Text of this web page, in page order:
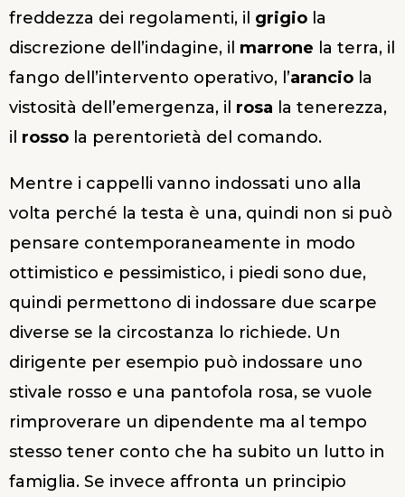
freddezza dei regolamenti, il grigio la
discrezione dell’indagine, il marrone la terra, il
fango dell’intervento operativo, l’arancio la
vistosità dell’emergenza, il rosa la tenerezza,
il rosso la perentorietà del comando.
Mentre i cappelli vanno indossati uno alla
volta perché la testa è una, quindi non si può
pensare contemporaneamente in modo
ottimistico e pessimistico, i piedi sono due,
quindi permettono di indossare due scarpe
diverse se la circostanza lo richiede. Un
dirigente per esempio può indossare uno
stivale rosso e una pantofola rosa, se vuole
rimproverare un dipendente ma al tempo
stesso tener conto che ha subito un lutto in
famiglia. Se invece affronta un principio